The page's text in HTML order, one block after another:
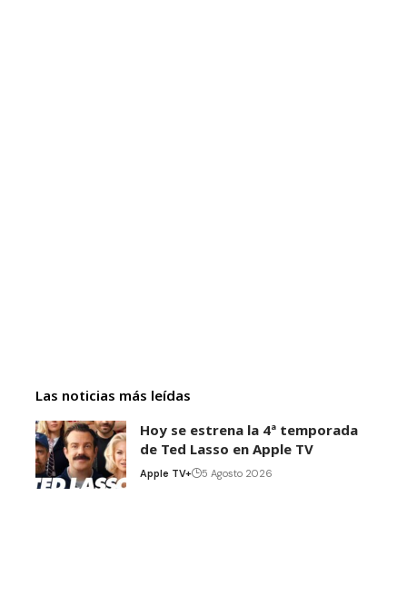
Las noticias más leídas
Hoy se estrena la 4ª temporada
de Ted Lasso en Apple TV
Apple TV+ 5 Agosto 2026